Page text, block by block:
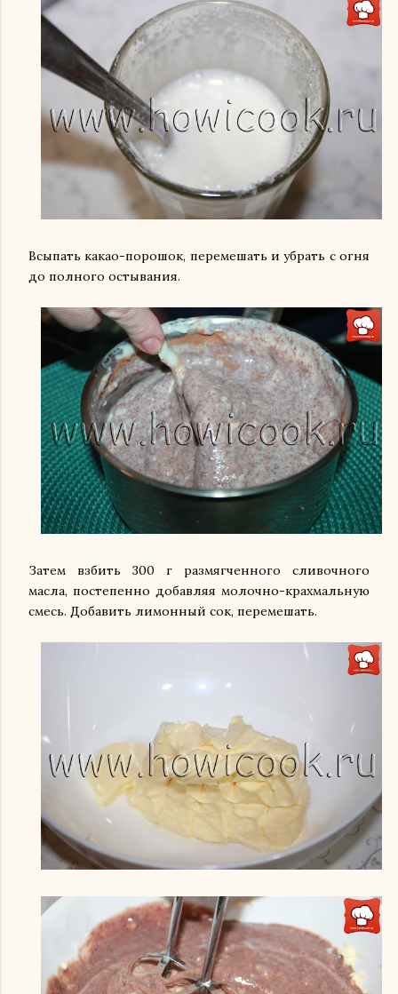
Всыпать какао-порошок, перемешать и убрать с огня
до полного остывания.
Затем взбить 300 г размягченного сливочного
масла, постепенно добавляя молочно-крахмальную
смесь. Добавить лимонный сок, перемешать.